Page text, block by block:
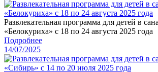
Развлекательная программа для детей в
«Белокуриха» с 18 по 24 августа 2025 года
Подробнее
14/07/2025